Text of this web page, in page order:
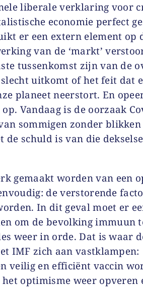
liberale verklaring voor
economie perfect
er een extern element op
van de ‘markt’
tussenkomst zijn van de
uitkomt of het feit dat
planeet neerstort. En
Vandaag is de oorzaak
sommigen zonder
de schuld is van die dekselse
gemaakt worden van een
de verstorende
In dit geval moet er
om de bevolking immuun
weer in orde. Dat is waar
IMF zich aan vastklampen:
veilig en efficiënt vaccin
optimisme weer opveren